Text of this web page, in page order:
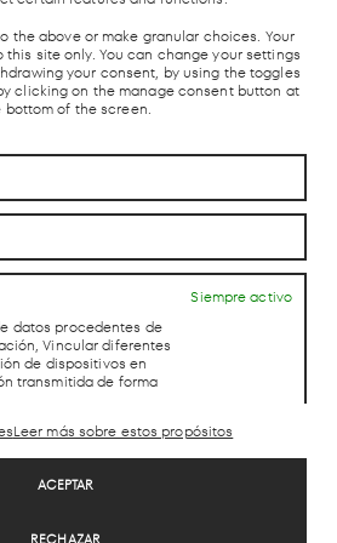
the above or make granular choices. Your
site only. You can change your settings
your consent, by using the toggles
clicking on the manage consent button at
bottom of the screen.
Siempre activo
datos procedentes de
Vincular diferentes
de dispositivos en
transmitida de forma
geográfica precisa, Identificar los
la información solicitada
Leer más sobre estos propósitos
ACEPTAR